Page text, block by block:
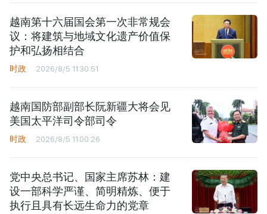
越南第十六届国会第一次非常规会
议：将建筑与地域文化遗产价值保
护和弘扬相结合
时政 2026/8/5 11:30:51
越南国防部副部长阮新疆大将会见
美国太平洋司令部司令
时政 2026/8/5 11:00:26
党中央总书记、国家主席苏林：建
设一部科学严谨、简明精炼、便于
执行且具有长远生命力的党章